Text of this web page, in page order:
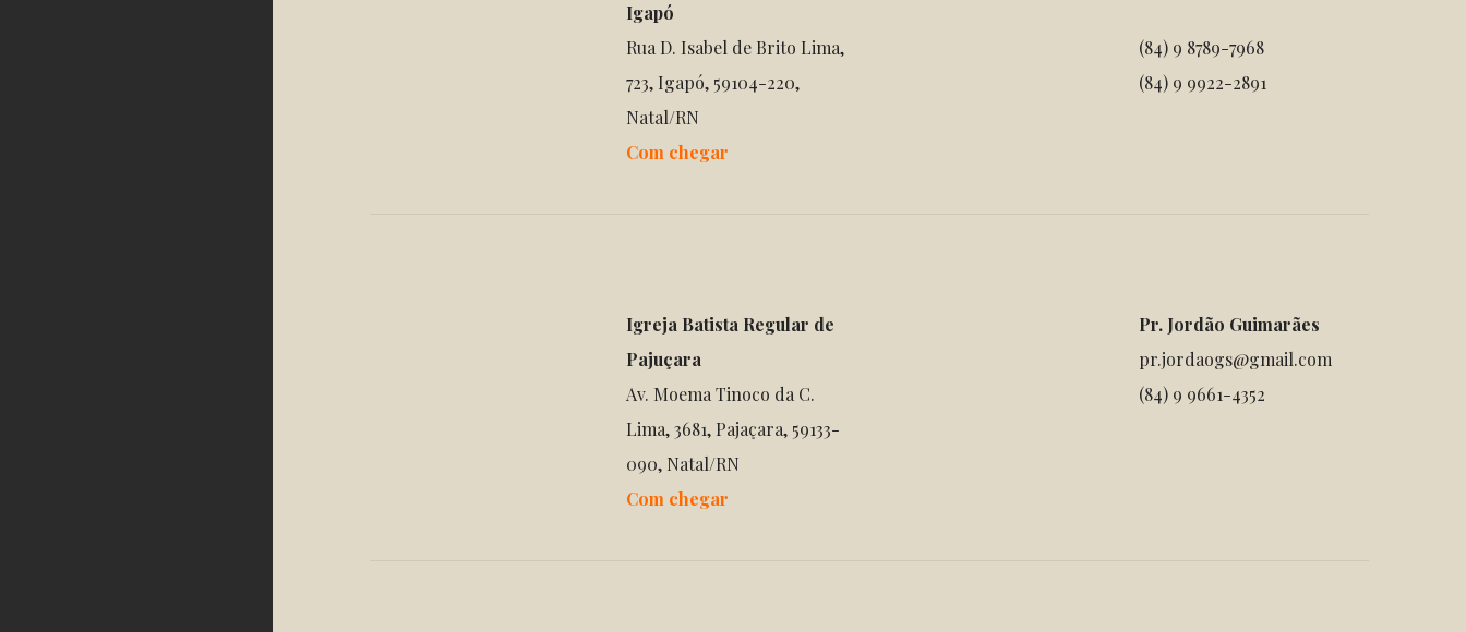
Igapó
Rua D. Isabel de Brito Lima,
723, Igapó, 59104-220,
Natal/RN
Com chegar
(84) 9 8789-7968
(84) 9 9922-2891
Igreja Batista Regular de
Pajuçara
Av. Moema Tinoco da C.
Lima, 3681, Pajaçara, 59133-
090, Natal/RN
Com chegar
Pr. Jordão Guimarães
pr.jordaogs@gmail.com
(84) 9 9661-4352